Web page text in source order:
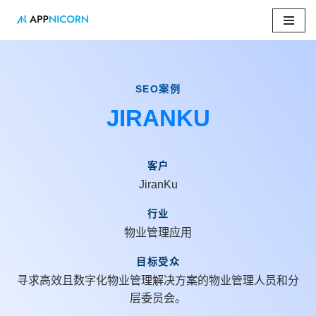
跳
SEO案例
JIRANKU
客户
JiranKu
行业
物业管理应用
目标受众
寻求高效且数字化物业管理解决方案的物业管理人员和分
层委员会。